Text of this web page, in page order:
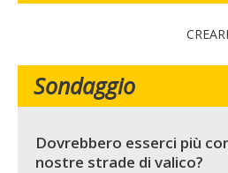
Sondaggio
Dovrebbero esserci più
nostre strade di valico?